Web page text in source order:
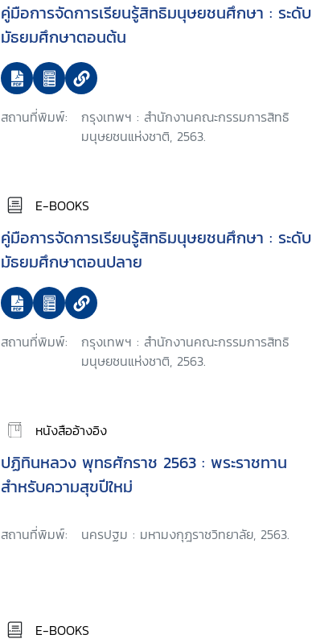
คู่มือการจัดการเรียนรู้สิทธิมนุษยชนศึกษา : ระดับ
มัธยมศึกษาตอนต้น
สถานที่พิมพ์:
กรุงเทพฯ : สำนักงานคณะกรรมการสิทธิ
มนุษยชนแห่งชาติ, 2563.
E-BOOKS
คู่มือการจัดการเรียนรู้สิทธิมนุษยชนศึกษา : ระดับ
มัธยมศึกษาตอนปลาย
สถานที่พิมพ์:
กรุงเทพฯ : สำนักงานคณะกรรมการสิทธิ
มนุษยชนแห่งชาติ, 2563.
หนังสืออ้างอิง
ปฏิทินหลวง พุทธศักราช 2563 : พระราชทาน
สำหรับความสุขปีใหม่
สถานที่พิมพ์: นครปฐม : มหามงกุฎราชวิทยาลัย, 2563.
E-BOOKS